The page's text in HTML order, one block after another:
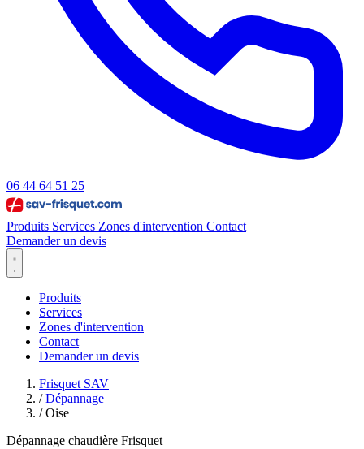
06 44 64 51 25
Produits Services Zones d'intervention Contact
Demander un devis
Produits
Services
Zones d'intervention
Contact
Demander un devis
Frisquet SAV
/ Dépannage
/ Oise
Dépannage chaudière Frisquet